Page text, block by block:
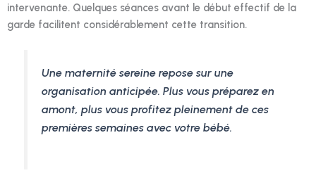
intervenante. Quelques séances avant le début effectif de la
garde facilitent considérablement cette transition.
Une maternité sereine repose sur une
organisation anticipée. Plus vous préparez en
amont, plus vous profitez pleinement de ces
premières semaines avec votre bébé.